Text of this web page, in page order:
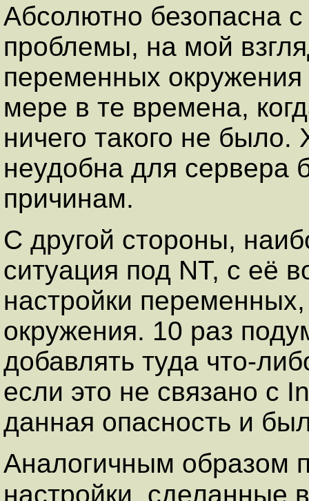
Абсолютно безопасна
проблемы, на мой
переменных
мере в те времена,
ничего такого не было.
неудобна для сервера
причинам.
С другой стороны,
ситуация под NT, с её
настройки
окружения. 10 раз
добавлять туда что-
если это не связано с
данная опасность и
Аналогичным образом
настройки, сделанные